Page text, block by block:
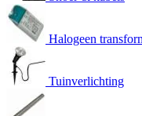
Halogeen
Tuinverlichting